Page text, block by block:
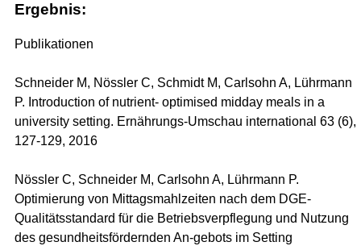
Ergebnis:
Publikationen
Schneider M, Nössler C, Schmidt M, Carlsohn A, Lührmann
P. Introduction of nutrient- optimised midday meals in a
university setting. Ernährungs-Umschau international 63 (6),
127-129, 2016
Nössler C, Schneider M, Carlsohn A, Lührmann P.
Optimierung von Mittagsmahlzeiten nach dem DGE-
Qualitätsstandard für die Betriebsverpflegung und Nutzung
des gesundheitsfördernden An-gebots im Setting